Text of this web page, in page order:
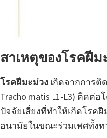
สาเหตุของโรคฝีม
โรคฝีมะม่วง เกิดจากการติ
Tracho matis L1-L3) ติดต่
ปัจจัยเสี่ยงที่ทำให้เกิดโรค
อนามัยในขณะร่วมเพศทั้งท